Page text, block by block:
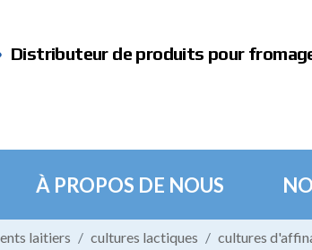
Distributeur de produits pour
À PROPOS DE NOUS
laitiers cultures lactiques cultures